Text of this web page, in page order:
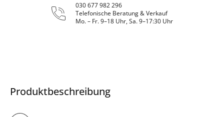
030 677 982 296
Telefonische Beratung & Verkauf
Mo. – Fr. 9–18 Uhr, Sa. 9–17:30 Uhr
Produktbeschreibung